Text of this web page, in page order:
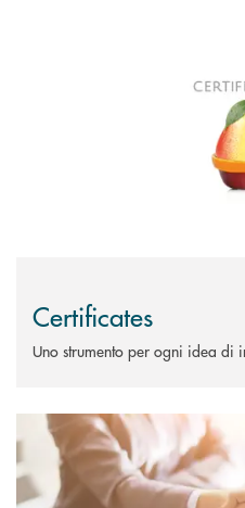
Certificates
Uno strumento per ogni idea di
Scopri di più Custodia e